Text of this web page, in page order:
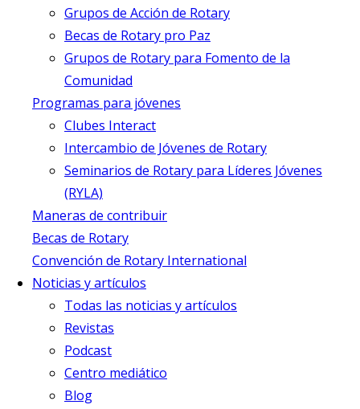
Grupos de Acción de Rotary
Becas de Rotary pro Paz
Grupos de Rotary para Fomento de la
Comunidad
Programas para jóvenes
Clubes Interact
Intercambio de Jóvenes de Rotary
Seminarios de Rotary para Líderes Jóvenes
(RYLA)
Maneras de contribuir
Becas de Rotary
Convención de Rotary International
Noticias y artículos
Todas las noticias y artículos
Revistas
Podcast
Centro mediático
Blog